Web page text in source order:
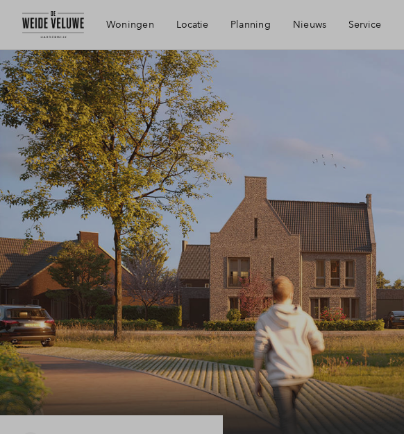
Woningen Locatie
Bereikbaarheid
Voorzieningen
Duurzaamheid
Harderwijk
Planning Nieuws Service
Financiele check
Toewijzing
Woning kopen
Leeswijzer
Veelgestelde vragen
Contact